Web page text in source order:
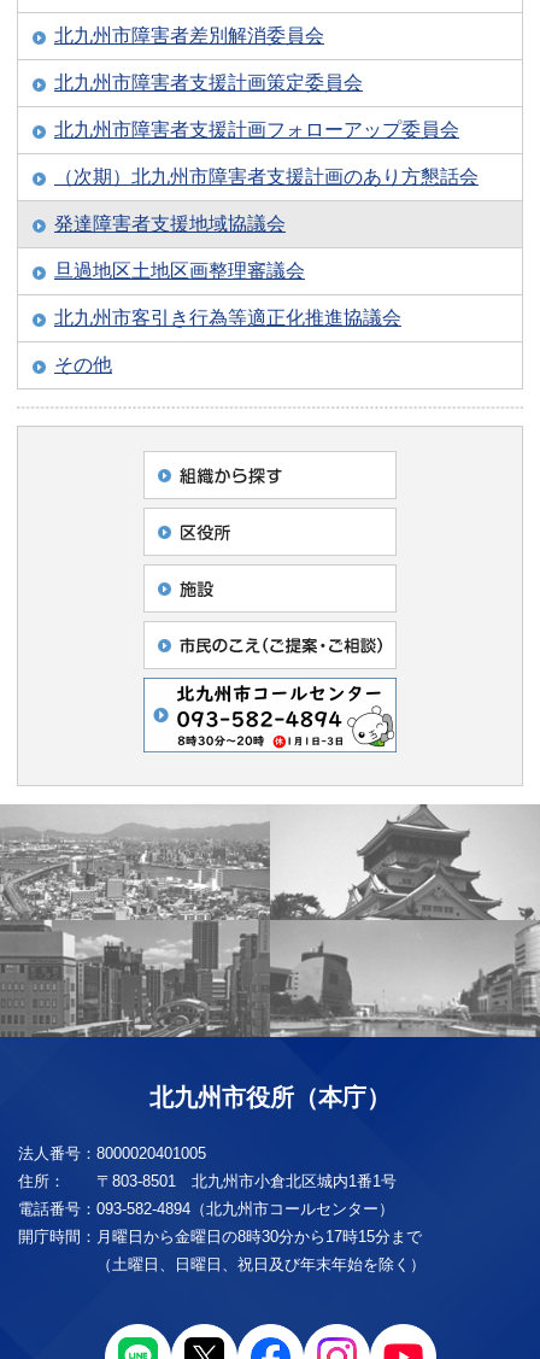
北九州市障害者差別解消委員会
北九州市障害者支援計画策定委員会
北九州市障害者支援計画フォローアップ委員会
（次期）北九州市障害者支援計画のあり方懇話会
発達障害者支援地域協議会
旦過地区土地区画整理審議会
北九州市客引き行為等適正化推進協議会
その他
北九州市役所（本庁）
法人番号： 8000020401005
住所：
〒803-8501 北九州市小倉北区城内1番1号
電話番号： 093-582-4894（北九州市コールセンター）
開庁時間： 月曜日から金曜日の8時30分から17時15分まで
（土曜日、日曜日、祝日及び年末年始を除く）